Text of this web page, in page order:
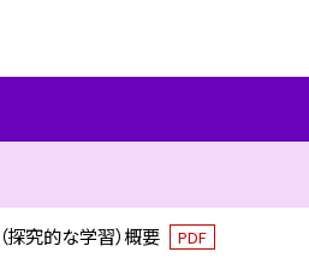
究的な学習）概要 PDF